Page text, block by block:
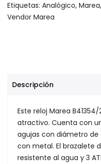
Etiquetas: Analógico, Marea,
Vendor Marea
Descripción
Este reloj Marea
atractivo. Cuenta con
agujas con diámetro
con metal. El brazalete
resistente al agua y 3